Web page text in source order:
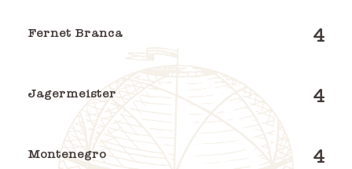
Fernet Branca 4
Jagermeister 4
Montenegro 4